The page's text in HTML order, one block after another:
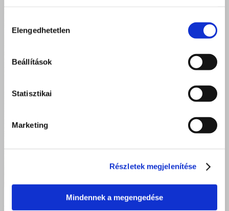
kiválasztása
Elengedhetetlen
Beállítások
Statisztikai
Marketing
Részletek megjelenítése
Mindennek a megengedése
Még egy Bazilos győztes! Debrecen 2024